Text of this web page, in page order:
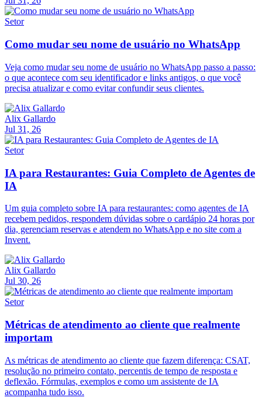
Setor
Como mudar seu nome de usuário no WhatsApp
Veja como mudar seu nome de usuário no WhatsApp passo a passo:
o que acontece com seu identificador e links antigos, o que você
precisa atualizar e como evitar confundir seus clientes.
Alix Gallardo
Jul 31, 26
Setor
IA para Restaurantes: Guia Completo de Agentes de
IA
Um guia completo sobre IA para restaurantes: como agentes de IA
recebem pedidos, respondem dúvidas sobre o cardápio 24 horas por
dia, gerenciam reservas e atendem no WhatsApp e no site com a
Invent.
Alix Gallardo
Jul 30, 26
Setor
Métricas de atendimento ao cliente que realmente
importam
As métricas de atendimento ao cliente que fazem diferença: CSAT,
resolução no primeiro contato, percentis de tempo de resposta e
deflexão. Fórmulas, exemplos e como um assistente de IA
acompanha tudo isso.